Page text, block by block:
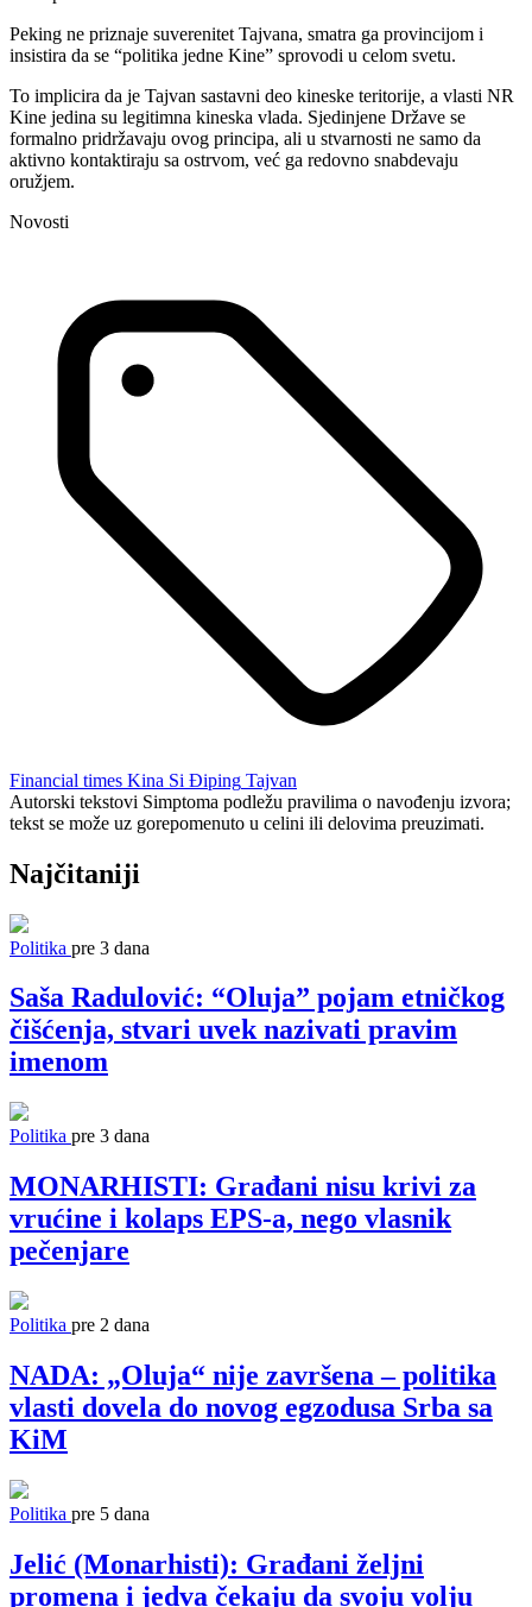
Peking ne priznaje suverenitet Tajvana, smatra ga provincijom i
insistira da se “politika jedne Kine” sprovodi u celom svetu.
To implicira da je Tajvan sastavni deo kineske teritorije, a vlasti NR
Kine jedina su legitimna kineska vlada. Sjedinjene Države se
formalno pridržavaju ovog principa, ali u stvarnosti ne samo da
aktivno kontaktiraju sa ostrvom, već ga redovno snabdevaju
oružjem.
Novosti
Financial times Kina Si Điping Tajvan
Autorski tekstovi Simptoma podležu pravilima o navođenju izvora;
tekst se može uz gorepomenuto u celini ili delovima preuzimati.
Najčitaniji
Politika pre 3 dana
Saša Radulović: “Oluja” pojam etničkog
čišćenja, stvari uvek nazivati pravim
imenom
Politika pre 3 dana
MONARHISTI: Građani nisu krivi za
vrućine i kolaps EPS-a, nego vlasnik
pečenjare
Politika pre 2 dana
NADA: „Oluja“ nije završena – politika
vlasti dovela do novog egzodusa Srba sa
KiM
Politika pre 5 dana
Jelić (Monarhisti): Građani željni
promena i jedva čekaju da svoju volju